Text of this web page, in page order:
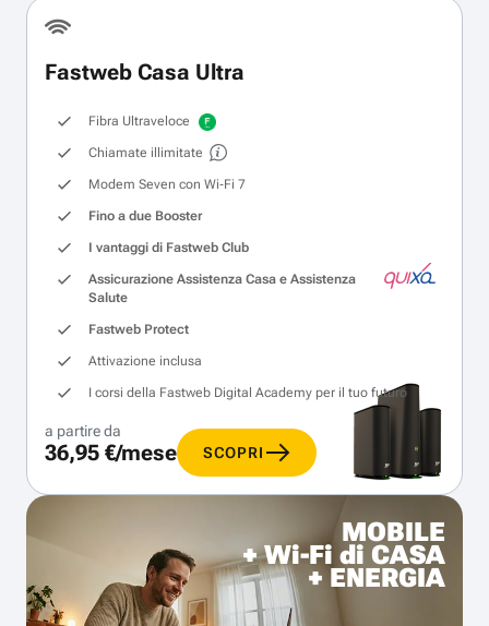
Fastweb Casa Ultra
Fibra Ultraveloce
Chiamate illimitate
Modem Seven con Wi‑Fi 7
Fino a due Booster
I vantaggi di Fastweb Club
Assicurazione Assistenza Casa e Assistenza
Salute
Fastweb Protect
Attivazione inclusa
I corsi della Fastweb Digital Academy per il tuo futuro
a partire da
36,95 €/mese SCOPRI
MOBILE
+ Wi-Fi di CASA
+ ENERGIA